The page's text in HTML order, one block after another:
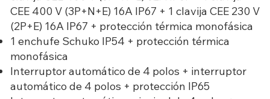
CEE 400 V (3P+N+E) 16A IP67 + 1 clavija CEE 230 V
(2P+E) 16A IP67 + protección térmica monofásica
1 enchufe Schuko IP54 + protección térmica
monofásica
Interruptor automático de 4 polos + interruptor
automático de 4 polos + protección IP65